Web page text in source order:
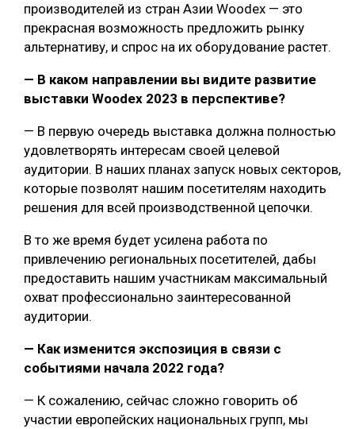
производителей из стран Азии Woodex — это
прекрасная возможность предложить рынку
альтернативу, и спрос на их оборудование растет.
— В каком направлении вы видите развитие
выставки Woodex 2023 в перспективе?
— В первую очередь выставка должна полностью
удовлетворять интересам своей целевой
аудитории. В наших планах запуск новых секторов,
которые позволят нашим посетителям находить
решения для всей производственной цепочки.
В то же время будет усилена работа по
привлечению региональных посетителей, дабы
предоставить нашим участникам максимальный
охват профессионально заинтересованной
аудитории.
— Как изменится экспозиция в связи с
событиями начала 2022 года?
— К сожалению, сейчас сложно говорить об
участии европейских национальных групп, мы